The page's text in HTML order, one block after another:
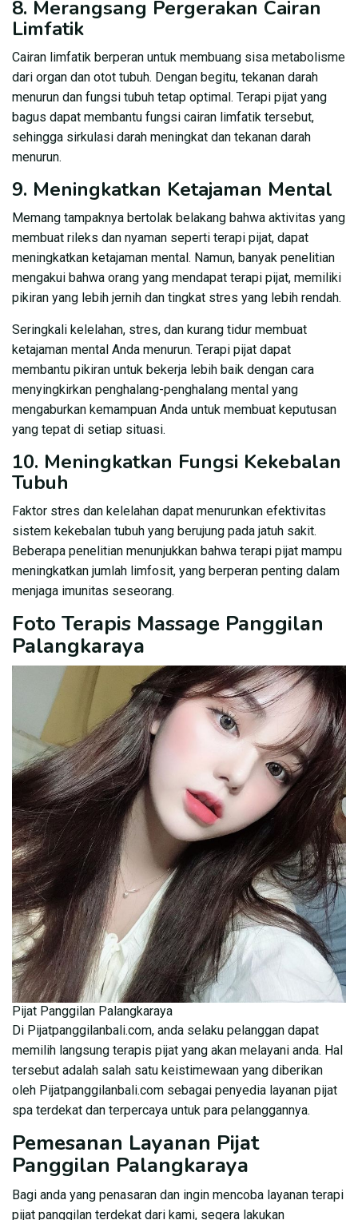
8. Merangsang Pergerakan Cairan
Limfatik
Cairan limfatik berperan untuk membuang sisa metabolisme
dari organ dan otot tubuh. Dengan begitu, tekanan darah
menurun dan fungsi tubuh tetap optimal. Terapi pijat yang
bagus dapat membantu fungsi cairan limfatik tersebut,
sehingga sirkulasi darah meningkat dan tekanan darah
menurun.
9. Meningkatkan Ketajaman Mental
Memang tampaknya bertolak belakang bahwa aktivitas yang
membuat rileks dan nyaman seperti terapi pijat, dapat
meningkatkan ketajaman mental. Namun, banyak penelitian
mengakui bahwa orang yang mendapat terapi pijat, memiliki
pikiran yang lebih jernih dan tingkat stres yang lebih rendah.
Seringkali kelelahan, stres, dan kurang tidur membuat
ketajaman mental Anda menurun. Terapi pijat dapat
membantu pikiran untuk bekerja lebih baik dengan cara
menyingkirkan penghalang-penghalang mental yang
mengaburkan kemampuan Anda untuk membuat keputusan
yang tepat di setiap situasi.
10. Meningkatkan Fungsi Kekebalan
Tubuh
Faktor stres dan kelelahan dapat menurunkan efektivitas
sistem kekebalan tubuh yang berujung pada jatuh sakit.
Beberapa penelitian menunjukkan bahwa terapi pijat mampu
meningkatkan jumlah limfosit, yang berperan penting dalam
menjaga imunitas seseorang.
Foto Terapis Massage Panggilan
Palangkaraya
Pijat Panggilan Palangkaraya
Di Pijatpanggilanbali.com, anda selaku pelanggan dapat
memilih langsung terapis pijat yang akan melayani anda. Hal
tersebut adalah salah satu keistimewaan yang diberikan
oleh Pijatpanggilanbali.com sebagai penyedia layanan pijat
spa terdekat dan terpercaya untuk para pelanggannya.
Pemesanan Layanan Pijat
Panggilan Palangkaraya
Bagi anda yang penasaran dan ingin mencoba layanan terapi
pijat panggilan terdekat dari kami, segera lakukan